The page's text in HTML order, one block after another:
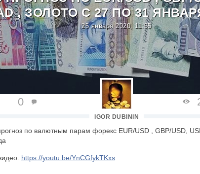
, ЗОЛОТО С 27 ПО 31
25 января 2020, 11:55
IGOR DUBININ
0
по валютным парам форекс EUR/USD , GBP/USD,
https://youtu.be/YnCGfykTKxs